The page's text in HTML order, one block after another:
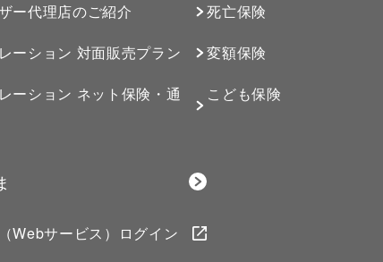
ー代理店のご紹介
ーション 対面販売プラン
ーション ネット保険・通
Webサービス）ログイン
死亡保険
変額保険
こども保険